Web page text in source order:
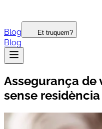
Blog Et truquem?
Blog
Assegurança de
sense